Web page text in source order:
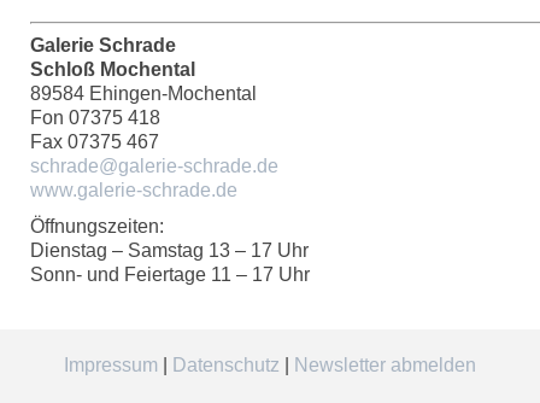
Galerie Schrade
Schloß Mochental
89584 Ehingen-Mochental
Fon 07375 418
Fax 07375 467
schrade@galerie-schrade.de
www.galerie-schrade.de
Öffnungszeiten:
Dienstag – Samstag 13 – 17 Uhr
Sonn- und Feiertage 11 – 17 Uhr
Impressum Datenschutz Newsletter abmelden